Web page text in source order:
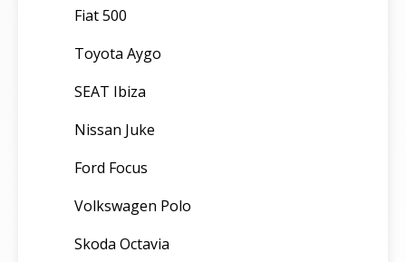
Fiat 500
Toyota Aygo
SEAT Ibiza
Nissan Juke
Ford Focus
Volkswagen Polo
Skoda Octavia